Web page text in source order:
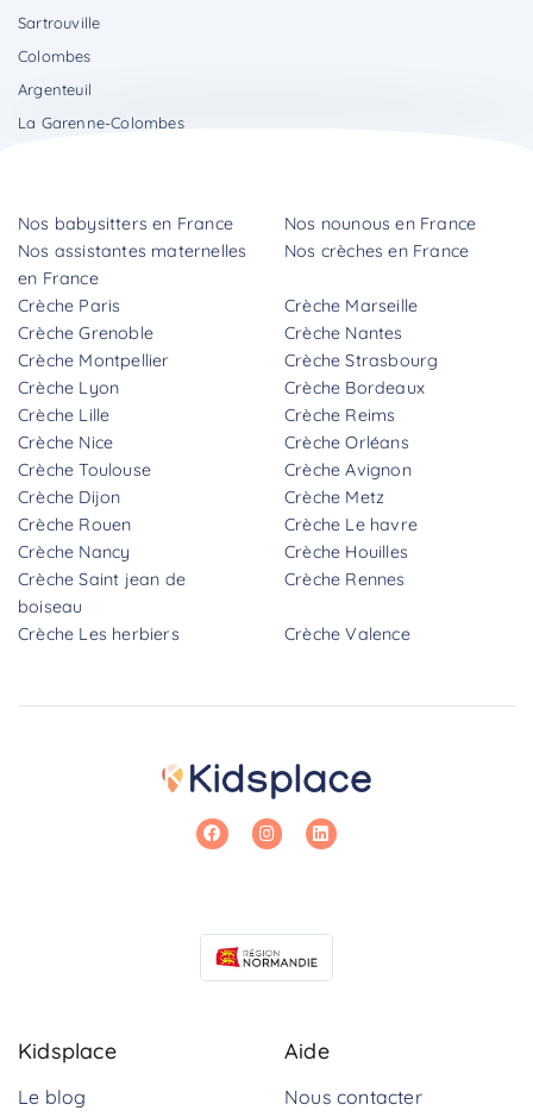
Sartrouville
Colombes
Argenteuil
La Garenne-Colombes
Nos babysitters en France
Nos nounous en France
Nos assistantes maternelles
en France
Nos crèches en France
Crèche Paris
Crèche Marseille
Crèche Grenoble
Crèche Nantes
Crèche Montpellier
Crèche Strasbourg
Crèche Lyon
Crèche Bordeaux
Crèche Lille
Crèche Reims
Crèche Nice
Crèche Orléans
Crèche Toulouse
Crèche Avignon
Crèche Dijon
Crèche Metz
Crèche Rouen
Crèche Le havre
Crèche Nancy
Crèche Houilles
Crèche Saint jean de
boiseau
Crèche Rennes
Crèche Les herbiers Crèche Valence
Kidsplace
Le blog
Aide
Nous contacter